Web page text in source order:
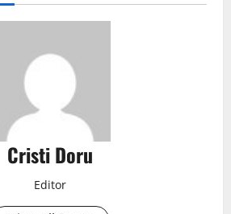
Cristi Doru
Editor